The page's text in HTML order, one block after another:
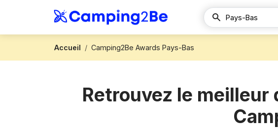
Accueil Camping2Be Awards Pays-Bas
Retrouvez le meilleur